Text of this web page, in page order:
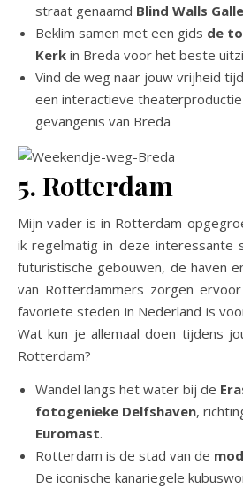
straat genaamd Blind Walls
Beklim samen met een gids de
Kerk in Breda voor het beste
Vind de weg naar jouw vrijheid
een interactieve
gevangenis van Breda
5. Rotterdam
Mijn vader is in Rotterdam
ik regelmatig in deze interessante
futuristische gebouwen, de haven
van Rotterdammers zorgen
favoriete steden in Nederland is
Wat kun je allemaal doen tijdens
Rotterdam?
Wandel langs het water bij de
fotogenieke Delfshaven,
Euromast.
Rotterdam is de stad van de
De iconische kanariegele